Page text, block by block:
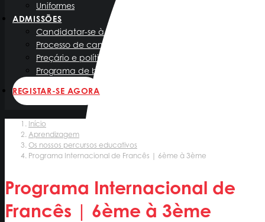
Uniformes
ADMISSÕES
Candidatar-se à Redbridge International School
Processo de candidatura
Preçário e política de admissão
Programa de bolsas de estudo Redbridge
REGISTAR-SE AGORA
Início
Aprendizagem
Os nossos percursos educativos
Programa Internacional de Francês | 6ème à 3ème
Programa Internacional de
Francês | 6ème à 3ème